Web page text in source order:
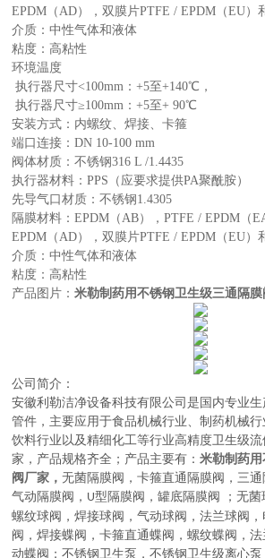
EPDM（AD），双膜片PTFE / EPDM（EU）
介质：中性气体和液体
粘度：高粘性
环境温度
执行器尺寸<100mm：+5至+140℃，
执行器尺寸≥100mm：+5至+ 90℃
安装方式：内螺纹、焊接、卡箍
端口连接：DN 10-100 mm
阀体材质：不锈钢316 L /1.4435
执行器材料：PPS（应要求提供PA聚酰胺）
先导气口材质：不锈钢1.4305
隔膜材料：EPDM（AB），PTFE / EPDM（
EPDM（AD），双膜片PTFE / EPDM（EU）
介质：中性气体和液体
粘度：高粘性
产品图片：米勒制药用不锈钢卫生级三通隔
公司简介：
安徽利勒洁净设备科技有限公司是 国内专业生
管件，主要应用于食品机械行业、制药机械
饮料行业以及精细化工等行业高精度卫生级
家， 产品规格齐全；产品主要有：米勒制药
阀厂家，无菌隔膜阀 ，卡箍直通隔膜阀，三通
气动隔膜阀， U型隔膜阀，罐底隔膜阀 ；无菌
螺纹球阀，焊接球阀，气动球阀，法兰球阀，
阀 ，焊接蝶阀，卡箍直通蝶阀，螺纹蝶阀，
动蝶阀 ；不锈钢卫生泵 ，不锈钢卫生级离心泵